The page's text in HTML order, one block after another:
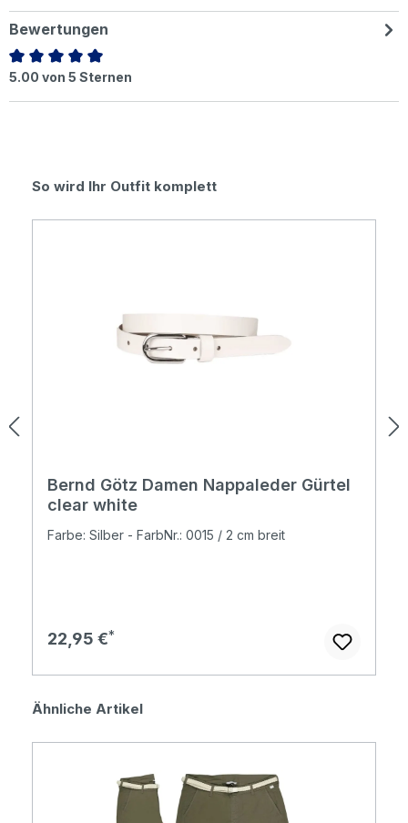
Bewertungen
Durchschnittliche Bewertung von 5 von 5 Sternen
5.00 von 5 Sternen
Produktgalerie überspringen
So wird Ihr Outfit komplett
Bernd Götz Damen Nappaleder Gürtel
clear white
Farbe: Silber - FarbNr.: 0015 / 2 cm breit
Regulärer Preis:
22,95 €
Produktgalerie überspringen
Ähnliche Artikel